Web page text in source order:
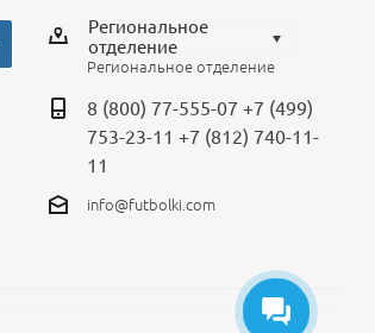
Региональное
отделение
Выберите отделение
Региональное отделение
Москва
Региональное отделение
8 (800) 77-555-07+7 (499)
753-23-11+7 (812) 740-11-
11
info@futbolki.com